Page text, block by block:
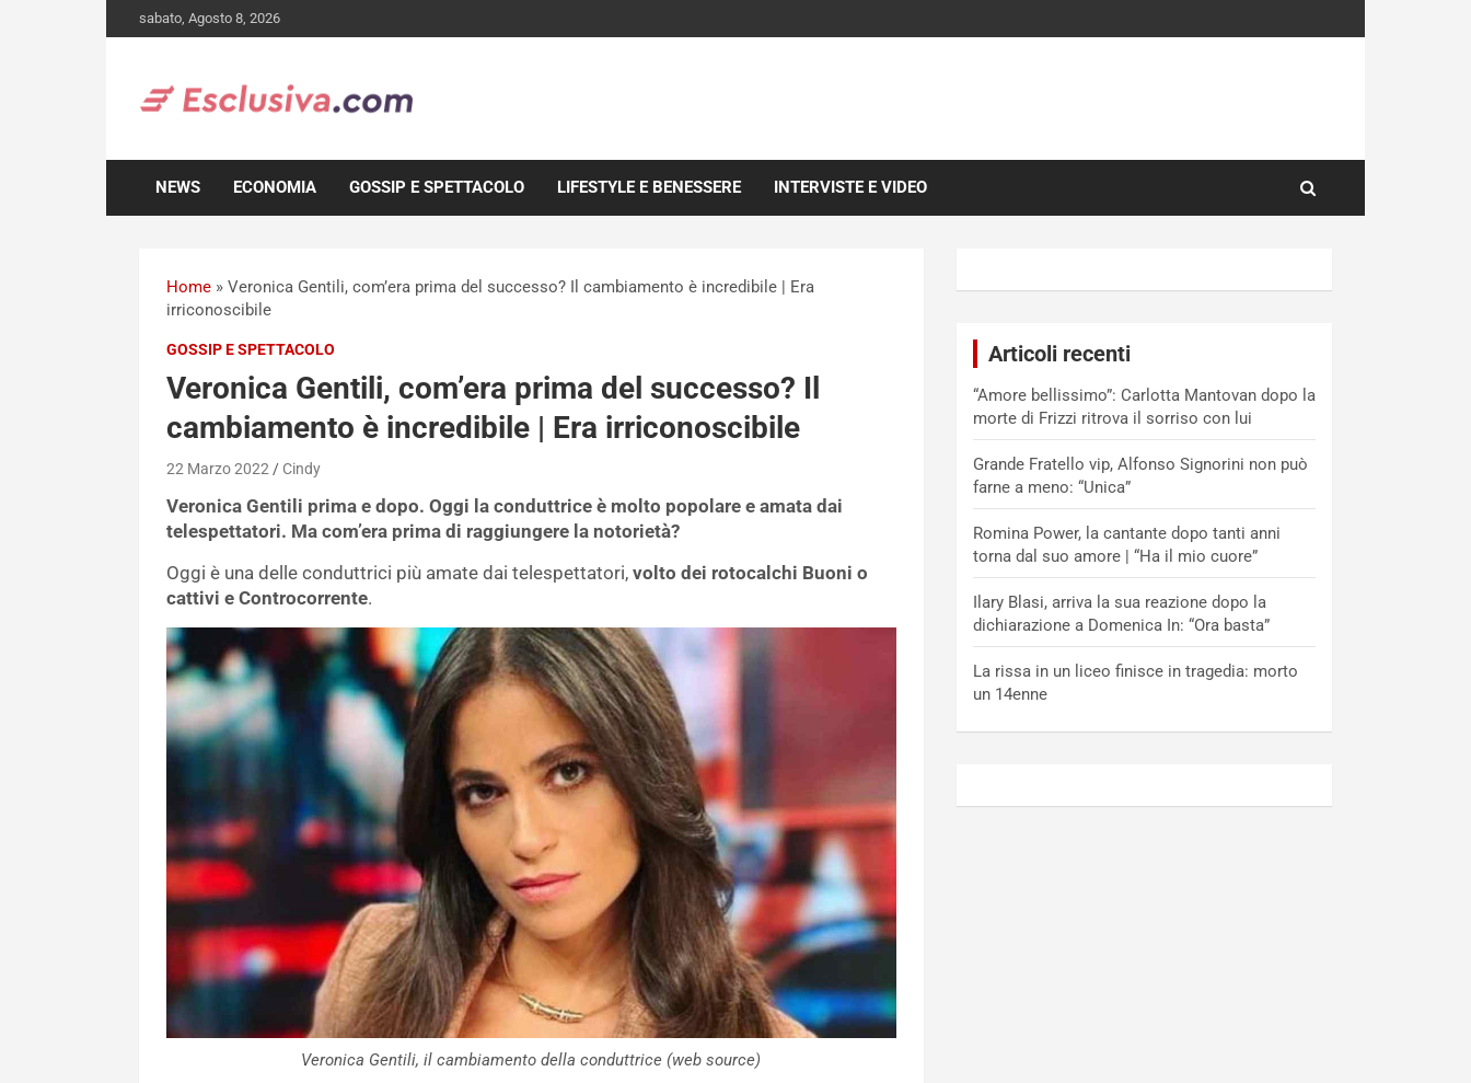
to
sabato, Agosto 8, 2026
NEWS ECONOMIA GOSSIP E SPETTACOLO LIFESTYLE E BENESSERE INTERVISTE E VIDEO
Home » Veronica Gentili, com’era prima del successo? Il cambiamento è incredibile | Era
irriconoscibile
GOSSIP E SPETTACOLO
Veronica Gentili, com’era prima del successo? Il
cambiamento è incredibile | Era irriconoscibile
22 Marzo 2022 Cindy
Veronica Gentili prima e dopo. Oggi la conduttrice è molto popolare e amata dai
telespettatori. Ma com’era prima di raggiungere la notorietà?
Oggi è una delle conduttrici più amate dai telespettatori, volto dei rotocalchi Buoni o
cattivi e Controcorrente.
Veronica Gentili, il cambiamento della conduttrice (web source)
Articoli recenti
“Amore bellissimo”: Carlotta Mantovan dopo la
morte di Frizzi ritrova il sorriso con lui
Grande Fratello vip, Alfonso Signorini non può
farne a meno: “Unica”
Romina Power, la cantante dopo tanti anni
torna dal suo amore | “Ha il mio cuore”
Ilary Blasi, arriva la sua reazione dopo la
dichiarazione a Domenica In: “Ora basta”
La rissa in un liceo finisce in tragedia: morto
un 14enne